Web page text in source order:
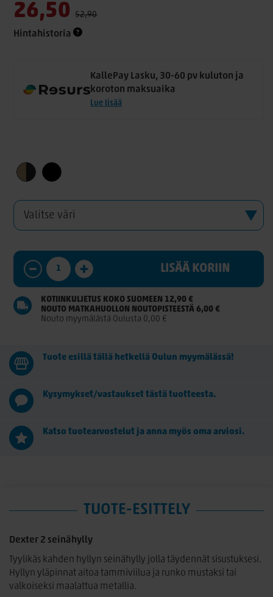
26,50 52,90
Hintahistoria
KallePay Lasku, 30-60 pv kuluton ja
koroton maksuaika
Lue lisää
LISÄÄ KORIIN
KOTIINKULJETUS KOKO SUOMEEN 12,90 €
NOUTO MATKAHUOLLON NOUTOPISTEESTÄ 6,00 €
Nouto myymälästä Oulusta 0,00 €
Tuote esillä tällä hetkellä Oulun myymälässä!
Kysymykset/vastaukset tästä tuotteesta.
Katso tuotearvostelut ja anna myös oma arviosi.
TUOTE-ESITTELY
Dexter 2 seinähylly
Tyylikäs kahden hyllyn seinähylly jolla täydennät sisustuksesi.
Hyllyn yläpinnat aitoa tammiviilua ja runko mustaksi tai
valkoiseksi maalattua metallia.